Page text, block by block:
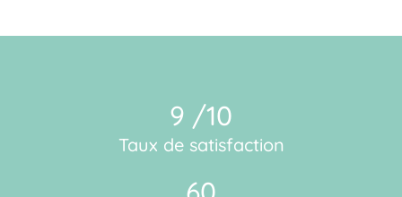
9 /10
Taux de satisfaction